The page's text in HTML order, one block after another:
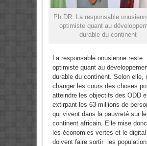
Ph:DR: La responsable
optimiste quant au
durable du continent
La responsable onusienne reste
optimiste quant au
durable du continent. Selon elle,
changer les cours des choses
atteindre les objectifs des ODD
extirpant les 63 millions de
qui vivent dans la pauvreté sur le
continent africain. Elle mise
les économies vertes et le digital
doivent faire sortir les